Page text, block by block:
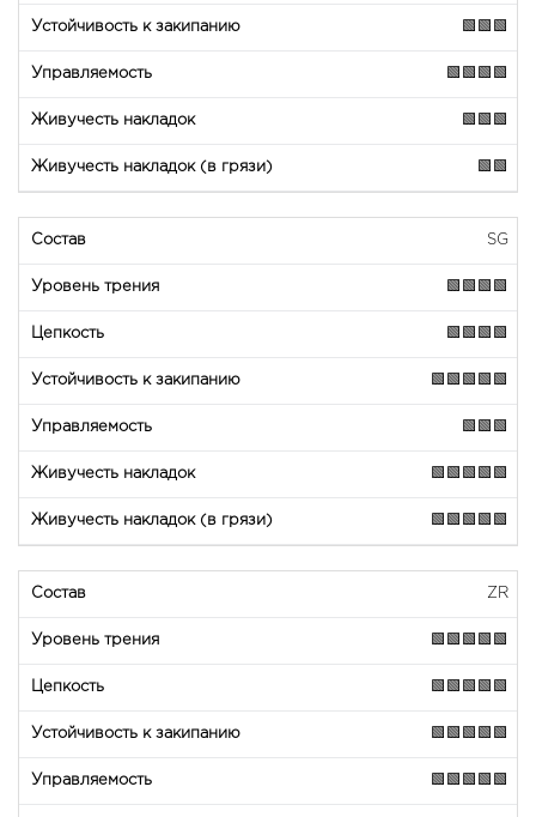
🟩🟩🟩
🟩🟩🟩🟩
🟩🟩🟩
🟩🟩
SG
🟩🟩🟩🟩
🟩🟩🟩🟩
🟩🟩🟩🟩🟩
🟩🟩🟩
🟩🟩🟩🟩🟩
🟩🟩🟩🟩🟩
ZR
🟩🟩🟩🟩🟩
🟩🟩🟩🟩🟩
🟩🟩🟩🟩🟩
🟩🟩🟩🟩🟩